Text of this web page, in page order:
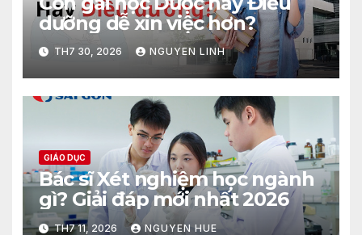
dưỡng dễ xin việc hơn?
TH7 30, 2026 NGUYEN LINH
GIÁO DỤC
Bác sĩ Xét nghiệm học ngành
gì? Giải đáp mới nhất 2026
TH7 11, 2026 NGUYEN HUE